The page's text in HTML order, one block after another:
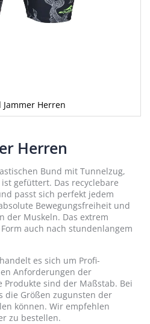
Jammer Herren
Herren
Bund mit Tunnelzug,
gefüttert. Das recyclebare
passt sich perfekt jedem
Bewegungsfreiheit und
der Muskeln. Das extrem
auch nach stundenlangem
es sich um Profi-
Anforderungen der
Produkte sind der Maßstab. Bei
die Größen zugunsten der
können. Wir empfehlen
zu bestellen.